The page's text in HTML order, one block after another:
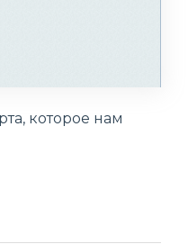
которое нам